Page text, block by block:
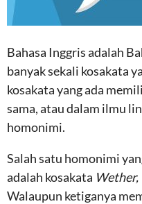
Bahasa Inggris adalah
banyak sekali kosakata
kosakata yang ada
sama, atau dalam ilmu
homonimi.
Salah satu homonimi
adalah kosakata
Walaupun ketiganya